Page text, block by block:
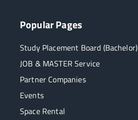
Popular Pages
Study Placement Board (Bachelor)
JOB & MASTER Service
Partner Companies
Events
Space Rental